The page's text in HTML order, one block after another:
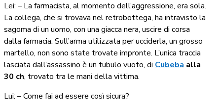
Lei: – La farmacista, al momento dell’aggressione, era sola.
La collega, che si trovava nel retrobottega, ha intravisto la
sagoma di un uomo, con una giacca nera, uscire di corsa
dalla farmacia. Sull’arma utilizzata per ucciderla, un grosso
martello, non sono state trovate impronte. L’unica traccia
lasciata dall’assassino è un tubulo vuoto, di Cubeba alla
30 ch, trovato tra le mani della vittima.
Lui: – Come fai ad essere così sicura?